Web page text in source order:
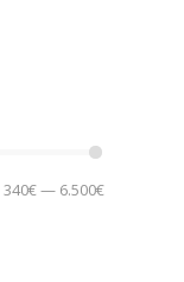
340€— 6.500€